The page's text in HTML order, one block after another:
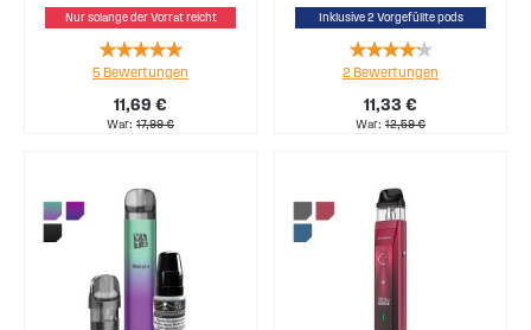
Nur solange der Vorrat reicht
11,69 €
War 17,99 €
Rating:
100%
5 Bewertungen
Inklusive 2 Vorgefüllte pods
11,33 €
War 12,59 €
Rating:
80%
2 Bewertungen